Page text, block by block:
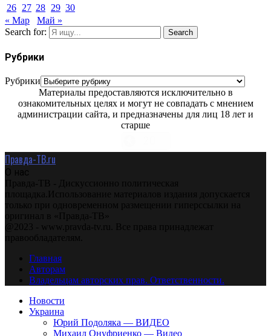
26 27 28 29 30
« Мар
Май »
Search for:
Search
Рубрики
Рубрики
Материалы предоставляются исключительно в
ознакомительных целях и могут не совпадать с мнением
администрации сайта, и предназначены для лиц 18 лет и
старше
Правда-ТВ.ru
О нас
Правда-ТВ - Дискуссионно политическая
площадка.Использование материалов издания допускается
только при одновременном размещении гиперссылки на
оригинал в «Правда-ТВ»
@2023 - www.pravda-tv.ru. Все права принадлежат
правообладателям.
Главная
Авторам
Владельцам авторских прав. Ответственности.
Новости
Украина
Юрий Подоляка — ВИДЕО
Михаил Онуфриенко — Видео